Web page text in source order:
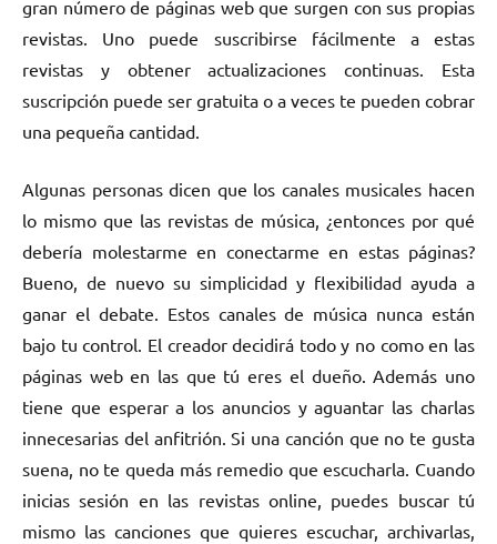
gran número de páginas web que surgen con sus propias
revistas. Uno puede suscribirse fácilmente a estas
revistas y obtener actualizaciones continuas. Esta
suscripción puede ser gratuita o a veces te pueden cobrar
una pequeña cantidad.
Algunas personas dicen que los canales musicales hacen
lo mismo que las revistas de música, ¿entonces por qué
debería molestarme en conectarme en estas páginas?
Bueno, de nuevo su simplicidad y flexibilidad ayuda a
ganar el debate. Estos canales de música nunca están
bajo tu control. El creador decidirá todo y no como en las
páginas web en las que tú eres el dueño. Además uno
tiene que esperar a los anuncios y aguantar las charlas
innecesarias del anfitrión. Si una canción que no te gusta
suena, no te queda más remedio que escucharla. Cuando
inicias sesión en las revistas online, puedes buscar tú
mismo las canciones que quieres escuchar, archivarlas,